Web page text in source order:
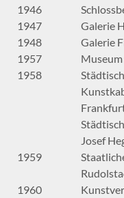
1946
1947
Galerie
1948
Galerie
1957
1958
Josef
1959
1960